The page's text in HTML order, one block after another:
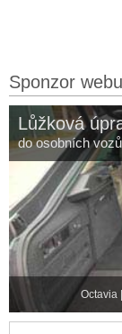
Sponzor
Lůžková
do osobních vozů
Octavia